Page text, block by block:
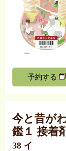
予約する
今と昔が
鑑１ 接着
38 イ